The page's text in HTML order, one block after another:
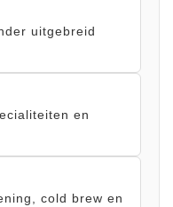
uitgebreid
en
cold brew en